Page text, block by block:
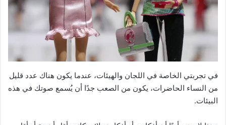
في تجربتي الخاصة في اللجان والهيئات، عندما يكون هناك عدد قليل
من النساء الحاضرات، يكون من الصعب جدًا أن يُسمع صوتك في هذه
البيئات.